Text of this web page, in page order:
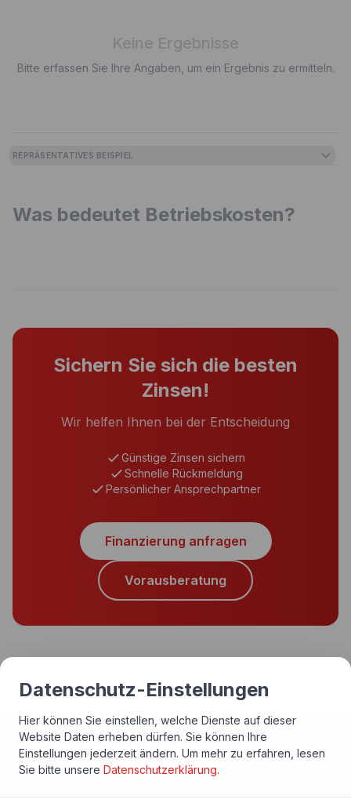
Keine Ergebnisse
Bitte erfassen Sie Ihre Angaben, um ein Ergebnis zu ermitteln.
REPRÄSENTATIVES BEISPIEL
Was bedeutet Betriebskosten?
Sichern Sie sich die besten
Zinsen!
Wir helfen Ihnen bei der Entscheidung
Günstige Zinsen sichern
Schnelle Rückmeldung
Persönlicher Ansprechpartner
Finanzierung anfragen
Vorausberatung
Und was kommt als
Datenschutz-Einstellungen
Hier können Sie einstellen, welche Dienste auf dieser
Website Daten erheben dürfen. Sie können Ihre
Einstellungen jederzeit ändern. Um mehr zu erfahren, lesen
Sie bitte unsere Datenschutzerklärung.